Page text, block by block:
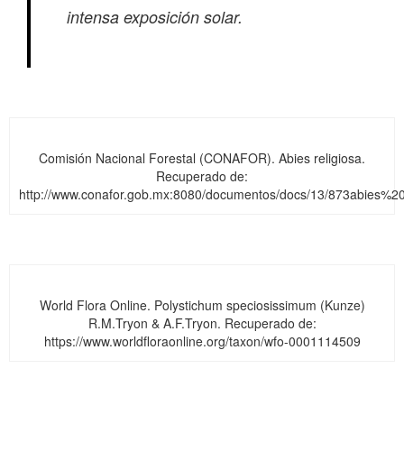
intensa exposición solar.
Comisión Nacional Forestal (CONAFOR). Abies religiosa.
Recuperado de:
http://www.conafor.gob.mx:8080/documentos/docs/13/
World Flora Online. Polystichum speciosissimum (Kunze)
R.M.Tryon & A.F.Tryon. Recuperado de:
https://www.worldfloraonline.org/taxon/wfo-0001114509